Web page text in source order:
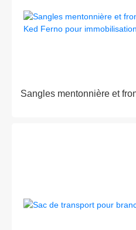
Sangles mentonnière et